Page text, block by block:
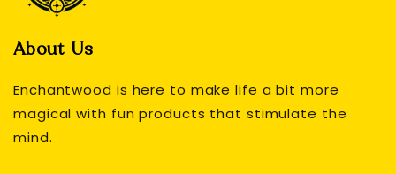
About Us
Enchantwood is here to make life a bit more
magical with fun products that stimulate the
mind.